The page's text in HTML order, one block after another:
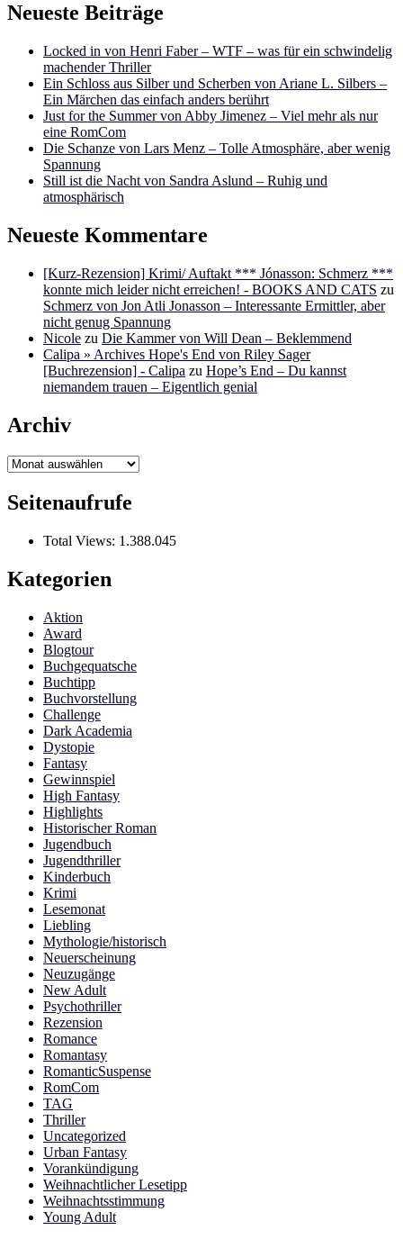
Neueste Beiträge
Locked in von Henri Faber – WTF – was für ein schwindelig
machender Thriller
Ein Schloss aus Silber und Scherben von Ariane L. Silbers –
Ein Märchen das einfach anders berührt
Just for the Summer von Abby Jimenez – Viel mehr als nur
eine RomCom
Die Schanze von Lars Menz – Tolle Atmosphäre, aber wenig
Spannung
Still ist die Nacht von Sandra Aslund – Ruhig und
atmosphärisch
Neueste Kommentare
[Kurz-Rezension] Krimi/ Auftakt *** Jónasson: Schmerz ***
konnte mich leider nicht erreichen! - BOOKS AND CATS zu
Schmerz von Jon Atli Jonasson – Interessante Ermittler, aber
nicht genug Spannung
Nicole zu Die Kammer von Will Dean – Beklemmend
Calipa » Archives Hope's End von Riley Sager
[Buchrezension] - Calipa zu Hope’s End – Du kannst
niemandem trauen – Eigentlich genial
Archiv
Archiv
Seitenaufrufe
Total Views: 1.388.045
Kategorien
Aktion
Award
Blogtour
Buchgequatsche
Buchtipp
Buchvorstellung
Challenge
Dark Academia
Dystopie
Fantasy
Gewinnspiel
High Fantasy
Highlights
Historischer Roman
Jugendbuch
Jugendthriller
Kinderbuch
Krimi
Lesemonat
Liebling
Mythologie/historisch
Neuerscheinung
Neuzugänge
New Adult
Psychothriller
Rezension
Romance
Romantasy
RomanticSuspense
RomCom
TAG
Thriller
Uncategorized
Urban Fantasy
Vorankündigung
Weihnachtlicher Lesetipp
Weihnachtsstimmung
Young Adult